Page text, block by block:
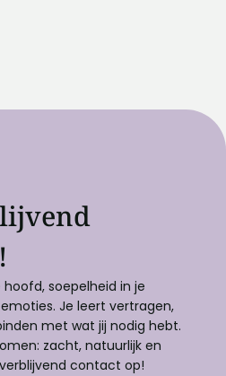
soepelheid in je
Je leert vertragen,
met wat jij nodig hebt.
zacht, natuurlijk en
contact op!